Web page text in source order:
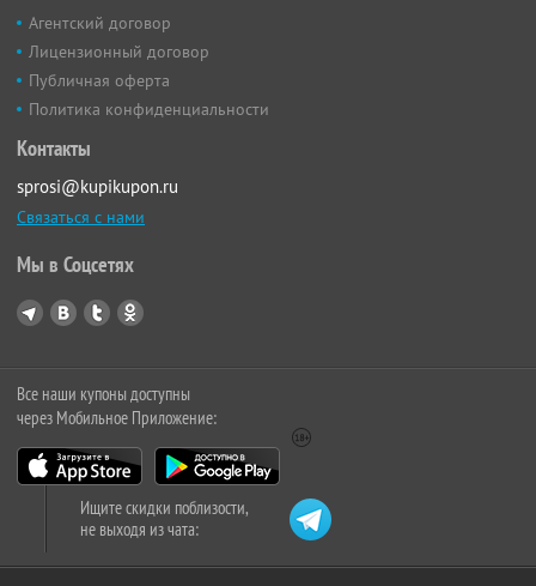
Агентский договор
Лицензионный договор
Публичная оферта
Политика конфиденциальности
Контакты
sprosi@kupikupon.ru
Связаться с нами
Мы в Соцсетях
Все наши купоны доступны
через Мобильное Приложение:
Ищите скидки поблизости,
не выходя из чата: